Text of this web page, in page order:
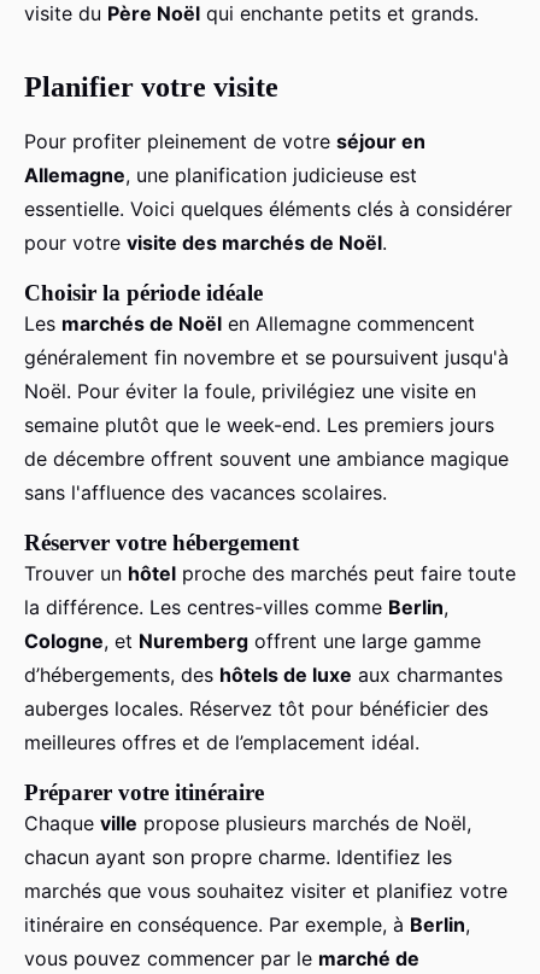
visite du Père Noël qui enchante petits et grands.
Planifier votre visite
Pour profiter pleinement de votre séjour en
Allemagne, une planification judicieuse est
essentielle. Voici quelques éléments clés à considérer
pour votre visite des marchés de Noël.
Choisir la période idéale
Les marchés de Noël en Allemagne commencent
généralement fin novembre et se poursuivent jusqu'à
Noël. Pour éviter la foule, privilégiez une visite en
semaine plutôt que le week-end. Les premiers jours
de décembre offrent souvent une ambiance magique
sans l'affluence des vacances scolaires.
Réserver votre hébergement
Trouver un hôtel proche des marchés peut faire toute
la différence. Les centres-villes comme Berlin,
Cologne, et Nuremberg offrent une large gamme
d’hébergements, des hôtels de luxe aux charmantes
auberges locales. Réservez tôt pour bénéficier des
meilleures offres et de l’emplacement idéal.
Préparer votre itinéraire
Chaque ville propose plusieurs marchés de Noël,
chacun ayant son propre charme. Identifiez les
marchés que vous souhaitez visiter et planifiez votre
itinéraire en conséquence. Par exemple, à Berlin,
vous pouvez commencer par le marché de